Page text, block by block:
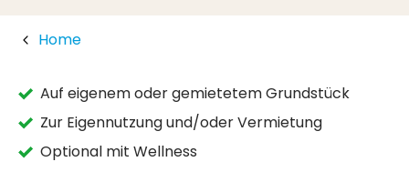
Home
Auf eigenem oder gemietetem Grundstück
Zur Eigennutzung und/oder Vermietung
Optional mit Wellness